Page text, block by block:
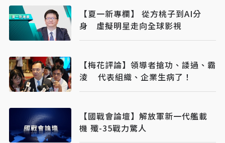
【夏一新專欄】 從方桃子到AI分
身 虛擬明星走向全球影視
【梅花評論】領導者搶功、諉過、霸
淩 代表組織、企業生病了！
【國戰會論壇】解放軍新一代艦載
機 殲-35戰力驚人